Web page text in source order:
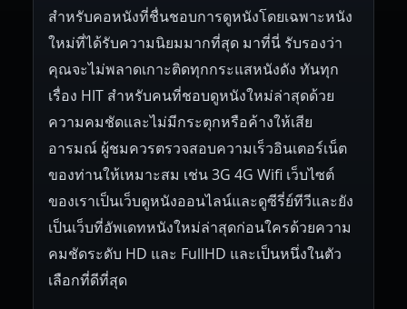
สำหรับคอหนังที่ชื่นชอบการดูหนังโดยเฉพาะหนัง
ใหม่ที่ได้รับความนิยมมากที่สุด มาที่นี่ รับรองว่า
คุณจะไม่พลาดเกาะติดทุกกระแสหนังดัง ทันทุก
เรื่อง HIT สำหรับคนที่ชอบดูหนังใหม่ล่าสุดด้วย
ความคมชัดและไม่มีกระตุกหรือค้างให้เสีย
อารมณ์ ผู้ชมควรตรวจสอบความเร็วอินเตอร์เน็ต
ของท่านให้เหมาะสม เช่น 3G 4G Wifi เว็บไซต์
ของเราเป็นเว็บดูหนังออนไลน์และดูซีรี่ย์ทีวีและยัง
เป็นเว็บที่อัพเดทหนังใหม่ล่าสุดก่อนใครด้วยความ
คมชัดระดับ HD และ FullHD และเป็นหนึ่งในตัว
เลือกที่ดีที่สุด